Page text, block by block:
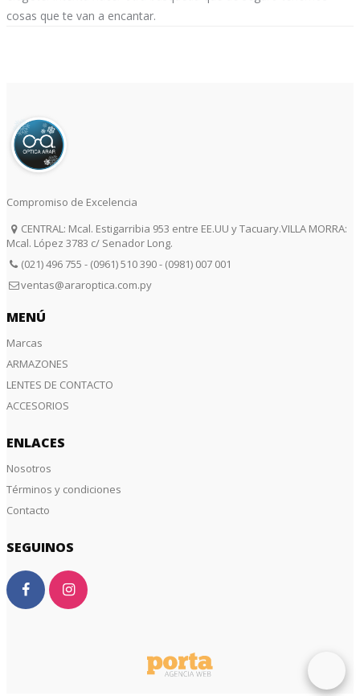
cosas que te van a encantar.
Compromiso de Excelencia
CENTRAL: Mcal. Estigarribia 953 entre EE.UU y Tacuary.VILLA MORRA:
Mcal. López 3783 c/ Senador Long.
(021) 496 755 - (0961) 510 390 - (0981) 007 001
ventas@araroptica.com.py
MENÚ
Marcas
ARMAZONES
LENTES DE CONTACTO
ACCESORIOS
ENLACES
Nosotros
Términos y condiciones
Contacto
SEGUINOS